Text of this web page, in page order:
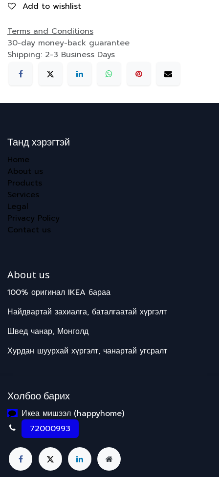
Add to wishlist
Terms and Conditions
30-day money-back guarantee
Shipping: 2-3 Business Days
Танд хэрэгтэй
Home
About us
Products
Services
Legal
Privacy Policy
Contact us
About us
100% оригинал IKEA бараа
Найдвартай захиалга, баталгаатай хүргэлт
Швед чанар, Монголд
Хурдан шуурхай хүргэлт, чанартай угсралт
Холбоо барих
Икеа мишээл (happyhome)
72000993